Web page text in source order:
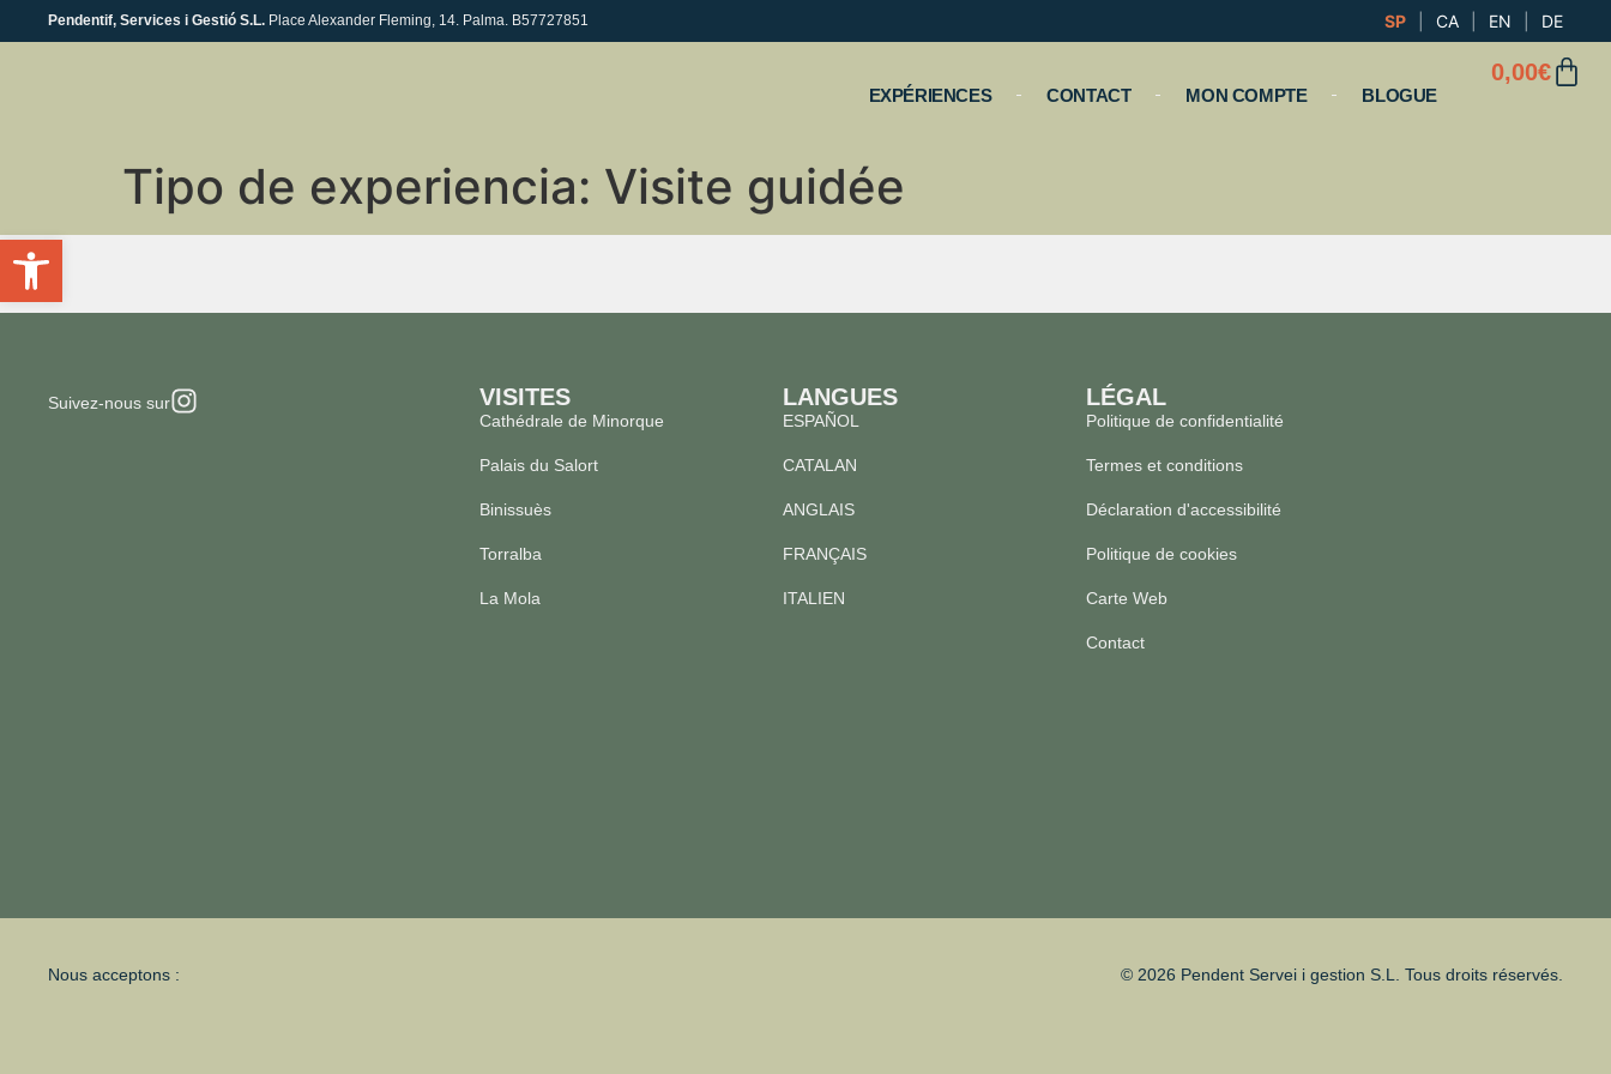
SP CA EN DE
Pendentif, Services i Gestió S.L. Place Alexander Fleming, 14. Palma. B57727851
0,00€
EXPÉRIENCES CONTACT MON COMPTE BLOGUE
Tipo de experiencia: Visite guidée
Suivez-nous sur VISITES
Cathédrale de Minorque
Palais du Salort
Binissuès
Torralba
La Mola
LANGUES
ESPAÑOL
CATALAN
ANGLAIS
FRANÇAIS
ITALIEN
LÉGAL
Politique de confidentialité
Termes et conditions
Déclaration d'accessibilité
Politique de cookies
Carte Web
Contact
Nous acceptons : © 2026 Pendent Servei i gestion S.L. Tous droits réservés.
Ouvrir la barre d'outils